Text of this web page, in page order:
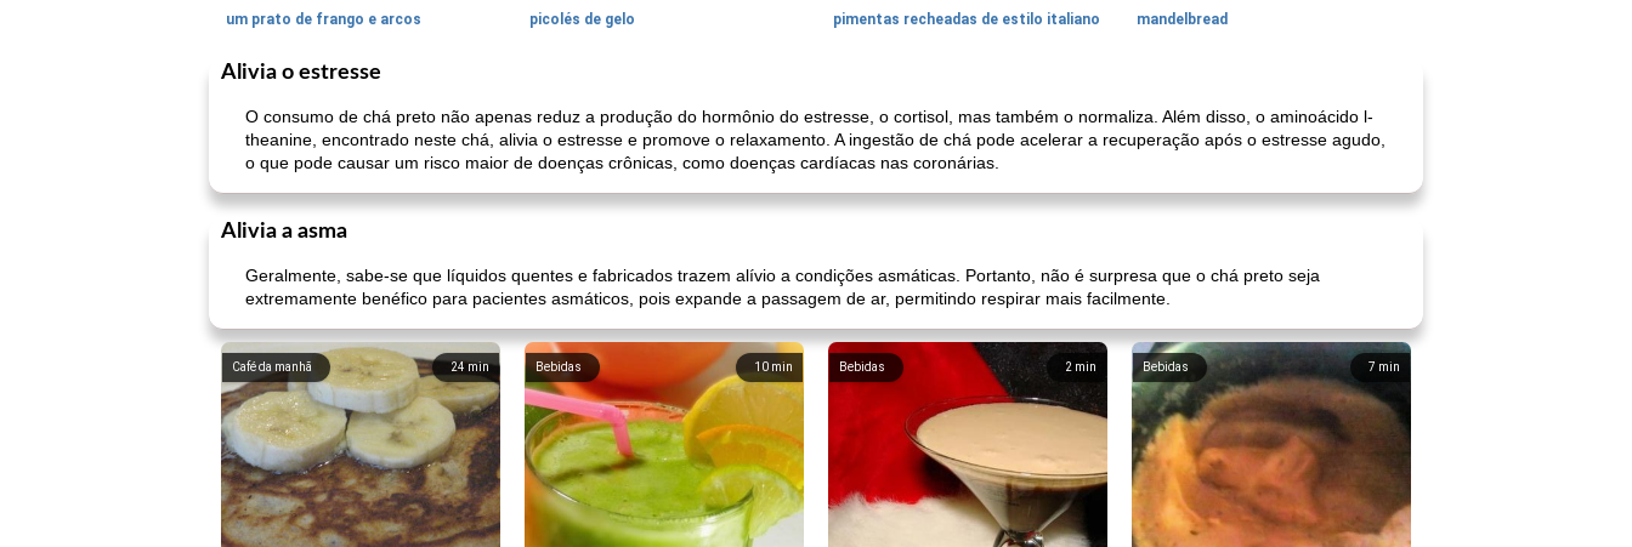
um prato de frango e arcos picolés de gelo pimentas recheadas de estilo italiano mandelbread
Alivia o estresse
O consumo de chá preto não apenas reduz a produção do hormônio do estresse, o cortisol, mas também o normaliza. Além disso, o aminoácido l-
theanine, encontrado neste chá, alivia o estresse e promove o relaxamento. A ingestão de chá pode acelerar a recuperação após o estresse agudo,
o que pode causar um risco maior de doenças crônicas, como doenças cardíacas nas coronárias.
Alivia a asma
Geralmente, sabe-se que líquidos quentes e fabricados trazem alívio a condições asmáticas. Portanto, não é surpresa que o chá preto seja
extremamente benéfico para pacientes asmáticos, pois expande a passagem de ar, permitindo respirar mais facilmente.
24min
Café da manhã 10 min
Bebidas 2 min
Bebidas 7 min
Bebidas